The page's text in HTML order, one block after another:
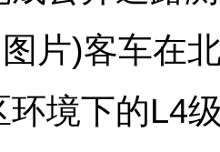
片)客车在
环境下的L4